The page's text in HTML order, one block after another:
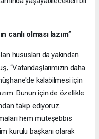
canlı olması lazım”
hususları da yakından
“Vatandaşlarımızın daha
kalabilmesi için
Bunun için de özellikle
takip ediyoruz.
hem müteşebbis
kurulu başkanı olarak